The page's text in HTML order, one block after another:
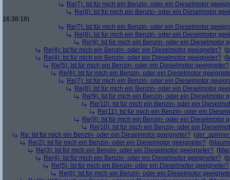
Re(7): Ist für mich ein Benzin- oder ein Dieselmotor
Re(8): Ist für mich ein Benzin- oder ein Dieselmotor
16:38:18)
Re(7): Ist für mich ein Benzin- oder ein Dieselmotor
Re(8): Ist für mich ein Benzin- oder ein Dieselmotor
Re(9): Ist für mich ein Benzin- oder ein Dieselmotor
Re(4): Ist für mich ein Benzin- oder ein Dieselmotor geeigneter? (
Re(4): Ist für mich ein Benzin- oder ein Dieselmotor geeigneter? (
Re(5): Ist für mich ein Benzin- oder ein Dieselmotor geeigneter?
Re(6): Ist für mich ein Benzin- oder ein Dieselmotor
Re(7): Ist für mich ein Benzin- oder ein Dieselmotor
Re(8): Ist für mich ein Benzin- oder ein Dieselmotor
Re(9): Ist für mich ein Benzin- oder ein Dieselmotor
Re(10): Ist für mich ein Benzin- oder ein
Re(11): Ist für mich ein Benzin- oder ein
Re(9): Ist für mich ein Benzin- oder ein Dieselmotor
Re(10): Ist für mich ein Benzin- oder ein
Re: Ist für mich ein Benzin- oder ein Dieselmotor geeigneter? (
Re(2): Ist für mich ein Benzin- oder ein Dieselmotor geeigneter? (
Re(3): Ist für mich ein Benzin- oder ein Dieselmotor geeigneter? (
Re(4): Ist für mich ein Benzin- oder ein Dieselmotor geeigneter? (
Re(5): Ist für mich ein Benzin- oder ein Dieselmotor geeigneter?
Re(6): Ist für mich ein Benzin- oder ein Dieselmotor